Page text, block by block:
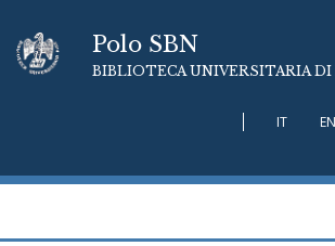
Polo SBN
BIBLIOTECA UNIVERSITARIA DI
IT EN